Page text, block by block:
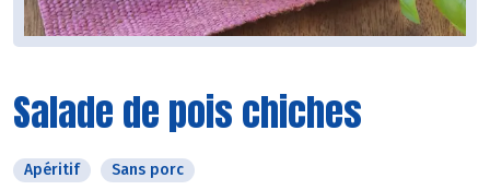
Salade de pois chiches
Apéritif Sans porc